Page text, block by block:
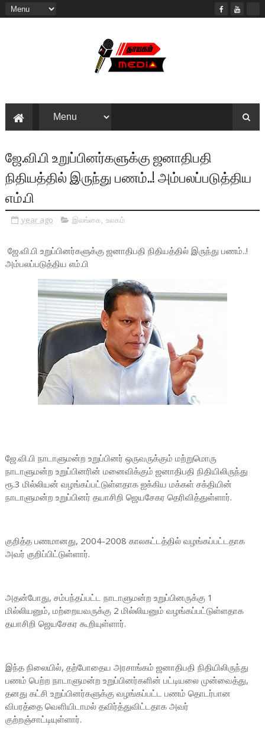
ஜே.வி.பி உறுப்பினர்களுக்கு ஜனாதிபதி
நிதியத்தில் இருந்து பணம்..! அம்பலப்படுத்திய
எம்.பி
year ago இலங்கை, உலகம்
ஜே.வி.பி உறுப்பினர்களுக்கு ஜனாதிபதி நிதியத்தில் இருந்து பணம்..!
அம்பலப்படுத்திய எம்.பி
ஜே.வி.பி நாடாளுமன்ற உறுப்பினர் ஒருவருக்கும் மற்றுமொரு
நாடாளுமன்ற உறுப்பினரின் மனைவிக்கும் ஜனாதிபதி நிதியிலிருந்து
ரூ.3 மில்லியன் வழங்கப்பட்டுள்ளதாக ஐக்கிய மக்கள் சக்தியின்
நாடாளுமன்ற உறுப்பினர் தயாசிறி ஜெயசேகர தெரிவித்துள்ளார்.
குறித்த பணமானது, 2004-2008 காலகட்டத்தில் வழங்கப்பட்டதாக
அவர் குறிப்பிட்டுள்ளார்.
அதன்போது, சம்பந்தப்பட்ட நாடாளுமன்ற உறுப்பினருக்கு 1
மில்லியனும், மற்றையவருக்கு 2 மில்லியனும் வழங்கப்பட்டுள்ளதாக
தயாசிறி ஜெயசேகர கூறியுள்ளார்.
இந்த நிலையில், தற்போதைய அரசாங்கம் ஜனாதிபதி நிதியிலிருந்து
பணம் பெற்ற நாடாளுமன்ற உறுப்பினர்களின் பட்டியலை முன்வைத்து,
தனது கட்சி உறுப்பினர்களுக்கு வழங்கப்பட்ட பணம் தொடர்பான
விபரத்தை வெளியிடாமல் தவிர்த்துவிட்டதாக அவர்
குற்றஞ்சாட்டியுள்ளார்.